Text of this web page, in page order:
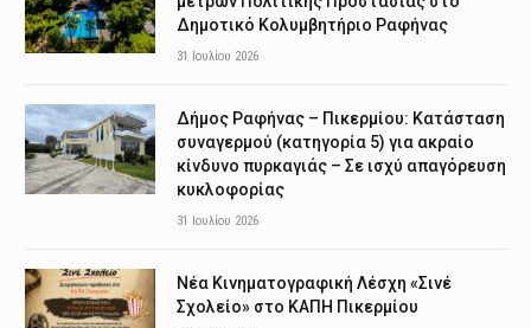
Δημοτικό Κολυμβητήριο Ραφήνας
31 Ιουλίου 2026
Δήμος Ραφήνας – Πικερμίου: Κατάσταση
συναγερμού (κατηγορία 5) για ακραίο
κίνδυνο πυρκαγιάς – Σε ισχύ απαγόρευση
κυκλοφορίας
31 Ιουλίου 2026
Νέα Κινηματογραφική Λέσχη «Σινέ
Σχολείο» στο ΚΑΠΗ Πικερμίου